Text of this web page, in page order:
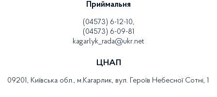
Приймальня
(04573) 6-12-10,
(04573) 6-09-81
kagarlyk_rada@ukr.net
ЦНАП
09201, Київська обл., м.Кагарлик, вул. Героїв Небесної Сотні, 1